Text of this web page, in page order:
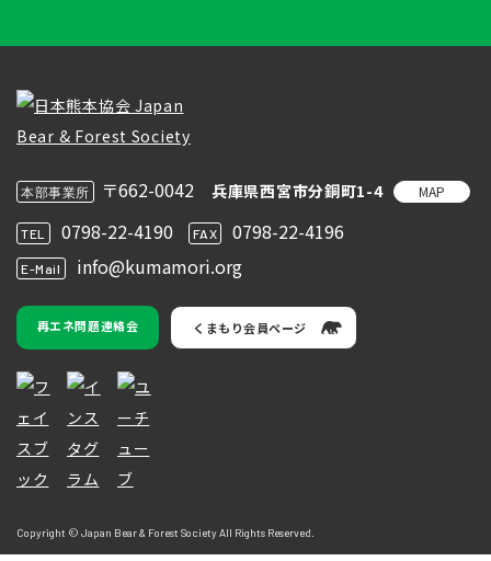
本部事業所 〒662-0042 兵庫県西宮市分銅町1-4 MAP
TEL 0798-22-4190 FAX 0798-22-4196
E-Mail info@kumamori.org
再エネ問題連絡会 くまもり会員ページ
Copyright © Japan Bear & Forest Society All Rights Reserved.